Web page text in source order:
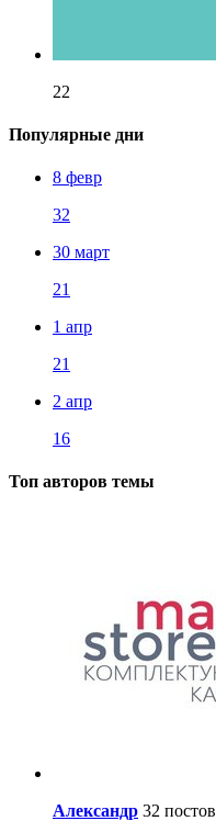
22
Популярные дни
8 февр
32
30 март
21
1 апр
21
2 апр
16
Топ авторов темы
Александр 32 постов